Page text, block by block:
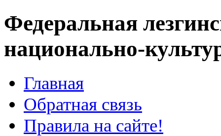
Федеральная
национально-
Главная
Обратная связь
Правила на сайте!